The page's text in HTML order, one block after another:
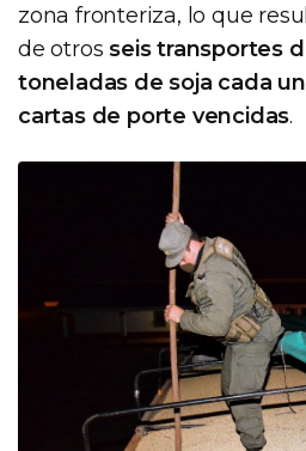
zona fronteriza, lo que
de otrosseis transportes
toneladas de soja cada
cartas de porte vencidas.